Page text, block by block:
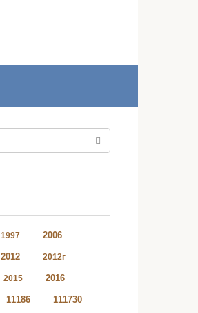
1997 2006
2012 2012г
2015 2016
11186 111730